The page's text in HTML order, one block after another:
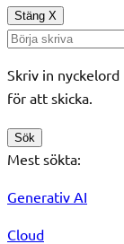
Stäng X
Skriv in
för att skicka.
Sök
Mest sökta:
Generativ AI
Cloud